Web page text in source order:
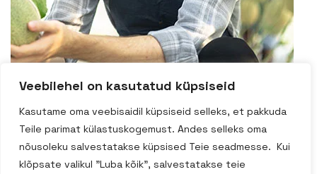
Veebilehel on kasutatud küpsiseid
Kasutame oma veebisaidil küpsiseid selleks, et pakkuda
Teile parimat külastuskogemust. Andes selleks oma
nõusoleku salvestatakse küpsised Teie seadmesse. Kui
klõpsate valikul "Luba kõik", salvestatakse teie
veebruar 3, 2015
Martin Culich
“What a beautiful haul from Groffer Market week! It is